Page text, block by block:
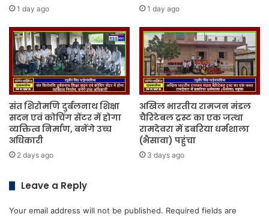
1 day ago 1 day ago
संत शिरोमणि दुर्बलनाथ शिक्षा
सदन एवं कोचिंग सेंटर में होगा
व्यक्तित्व निर्माण, बनेंगे उच्च
अधिकारी
2 days ago
अखिल भारतीय रामजन मंडल
चैरिटेबल ट्रस्ट का एक जत्था
रामदेवरा में डबरिया धर्मशाला
(भैसावा) पहुंचा
3 days ago
Leave a Reply
Your email address will not be published. Required fields are